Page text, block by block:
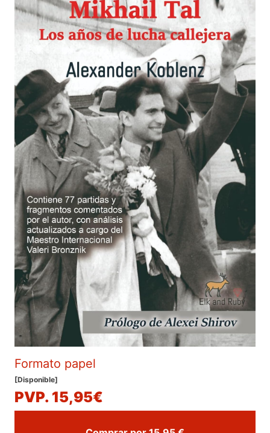
Formato papel
[Disponible]
PVP. 15,95€